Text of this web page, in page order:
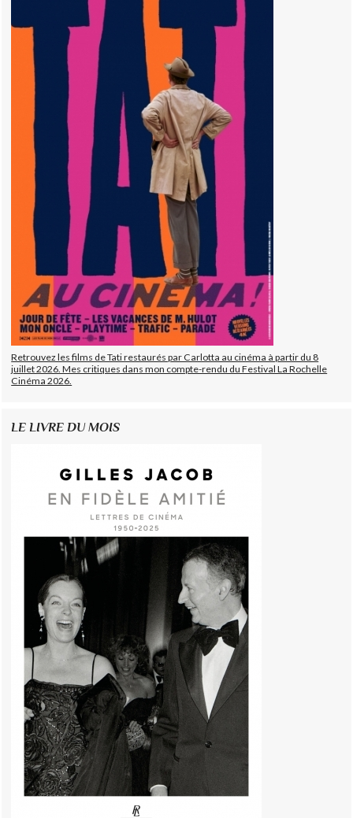
Retrouvez les films de Tati restaurés par Carlotta au cinéma à partir du 8
juillet 2026. Mes critiques dans mon compte-rendu du Festival La Rochelle
Cinéma 2026.
LE LIVRE DU MOIS